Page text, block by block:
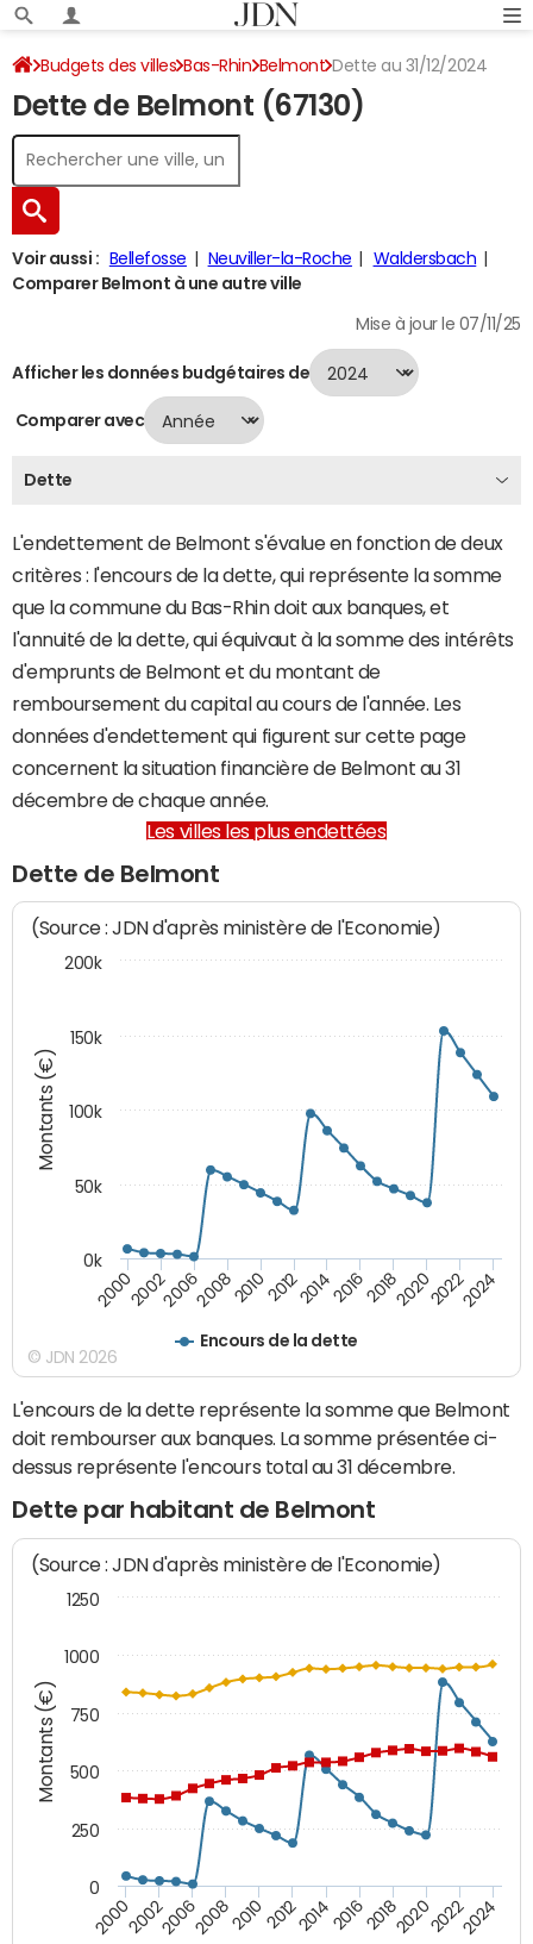
Budgets des villes Bas-Rhin Belmont Dette au 31/12/2024
Dette de Belmont (67130)
Voir aussi : Bellefosse Neuviller-la-Roche
Waldersbach
Comparer Belmont à une autre ville
Mise à jour le 07/11/25
Afficher les données budgétaires de
Comparer avec
Dette
L'endettement de Belmont s'évalue en fonction de deux
critères : l'encours de la dette, qui représente la somme
que la commune du Bas-Rhin doit aux banques, et
l'annuité de la dette, qui équivaut à la somme des intérêts
d'emprunts de Belmont et du montant de
remboursement du capital au cours de l'année. Les
données d'endettement qui figurent sur cette page
concernent la situation financière de Belmont au 31
décembre de chaque année.
Les villes les plus endettées
Dette de Belmont
Montants (€)
(Source : JDN d'après ministère de l'Economie)
Encours de la dette
200020022006200820102012201420162018202020222024
0k
50k
100k
150k
200k
© JDN 2026
L'encours de la dette représente la somme que Belmont
doit rembourser aux banques. La somme présentée ci-
dessus représente l'encours total au 31 décembre.
Dette par habitant de Belmont
Montants (€)
(Source : JDN d'après ministère de l'Economie)
200020022006200820102012201420162018202020222024
0
250
500
750
1000
1250